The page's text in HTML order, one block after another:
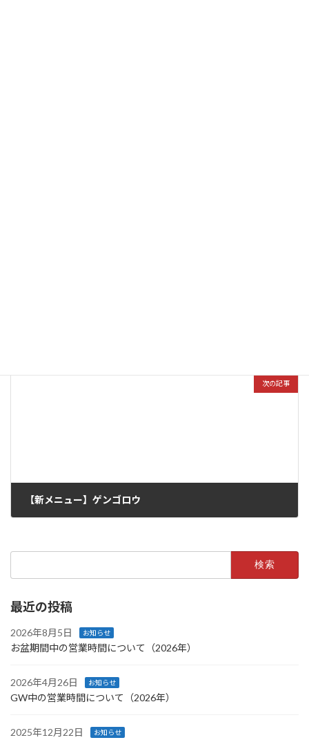
次の記事
【新メニュー】ゲンゴロウ
最近の投稿
2026年8月5日 お知らせ
お盆期間中の営業時間について（2026年）
2026年4月26日 お知らせ
GW中の営業時間について（2026年）
2025年12月22日 お知らせ